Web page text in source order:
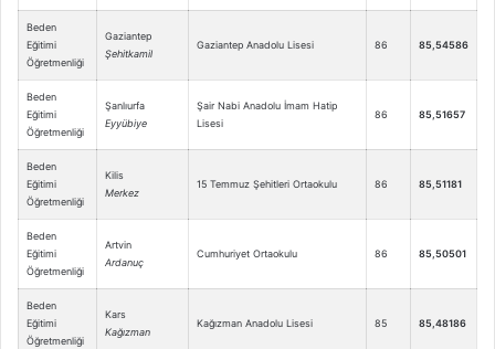
Beden
Eğitimi
Öğretmenliği
Gaziantep
Şehitkamil
Gaziantep Anadolu Lisesi 86 85,54586
Beden
Eğitimi
Öğretmenliği
Şanlıurfa
Eyyübiye
Şair Nabi Anadolu İmam Hatip
Lisesi
86 85,51657
Beden
Eğitimi
Öğretmenliği
Kilis
Merkez
15 Temmuz Şehitleri Ortaokulu 86 85,51181
Beden
Eğitimi
Öğretmenliği
Artvin
Ardanuç
Cumhuriyet Ortaokulu 86 85,50501
Beden
Eğitimi
Öğretmenliği
Kars
Kağızman
Kağızman Anadolu Lisesi 85 85,48186